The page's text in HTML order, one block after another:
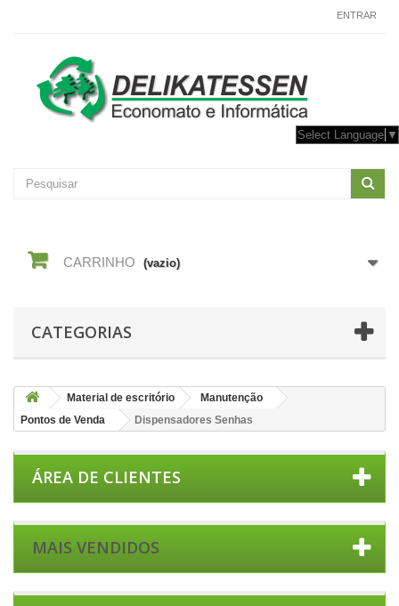
ENTRAR
Select Language ▼
CARRINHO (vazio)
CATEGORIAS
Material de escritório
Manutenção
Pontos de Venda
Dispensadores Senhas
ÁREA DE CLIENTES
MAIS VENDIDOS